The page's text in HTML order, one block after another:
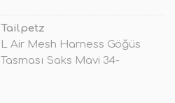
Tailpetz
L Air Mesh Harness Göğüs
Tasması Saks Mavi 34-